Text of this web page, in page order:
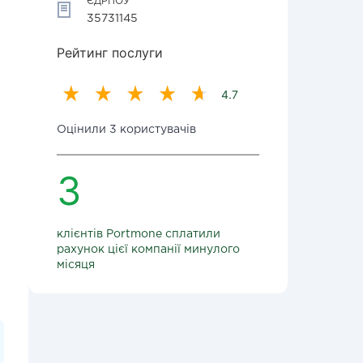
35731145
Рейтинг послуги
4.7
Оцінили 3 користувачів
3
клієнтів Portmone сплатили
рахунок цієї компанії минулого
місяця